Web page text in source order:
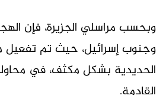
وبحسب مراسلي الجزيرة، فإن
وجنوب إسرائيل، حيث تم تفعيل
الحديدية بشكل مكثف، في
القادمة.